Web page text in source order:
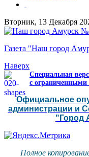
Вторник, 13 Декабря
Газета "Наш город
Наверх
Специальная
с
Официальное
администрации и
"Город
Полное